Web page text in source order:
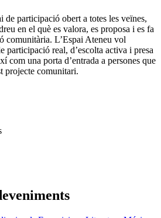
de participació obert a totes les veïnes,
en el què es valora, es proposa i es fa
comunitària. L’Espai Ateneu vol
participació real, d’escolta activa i presa
com una porta d’entrada a persones que
projecte comunitari.